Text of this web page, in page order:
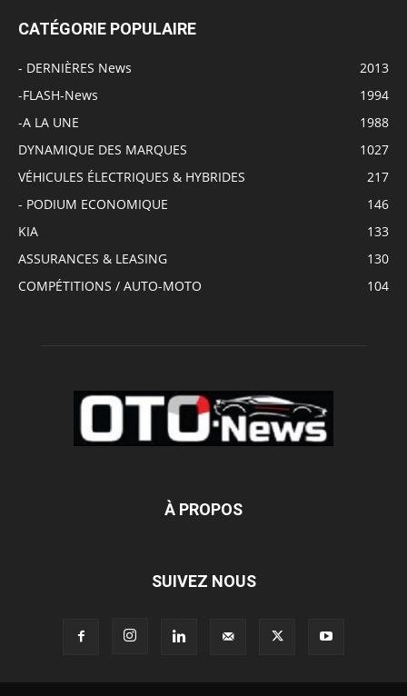
CATÉGORIE POPULAIRE
- DERNIÈRES News
2013
-FLASH-News
1994
-A LA UNE
1988
DYNAMIQUE DES MARQUES
1027
VÉHICULES ÉLECTRIQUES & HYBRIDES
217
- PODIUM ECONOMIQUE
146
KIA
133
ASSURANCES & LEASING
130
COMPÉTITIONS / AUTO-MOTO
104
À PROPOS
SUIVEZ NOUS